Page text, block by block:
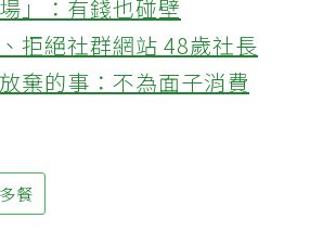
」：有錢也碰壁
拒絕社群網站 48歲社長
棄的事：不為面子消費
餐